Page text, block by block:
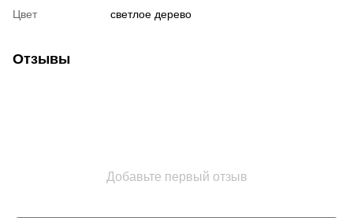
Цвет
светлое дерево
Отзывы
Добавьте первый отзыв